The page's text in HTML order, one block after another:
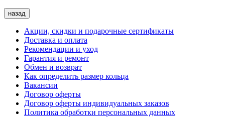
назад
Акции, скидки и подарочные сертификаты
Доставка и оплата
Рекомендации и уход
Гарантия и ремонт
Обмен и возврат
Как определить размер кольца
Вакансии
Договор оферты
Договор оферты индивидуальных заказов
Политика обработки персональных данных